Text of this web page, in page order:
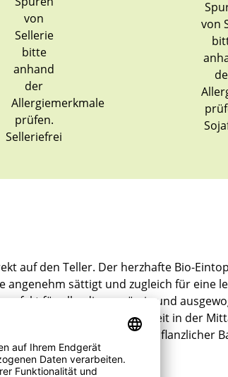
Selleriefrei
auf den Teller. Der herzhafte Bio-
sättigt und zugleich für eine
für alle, die es würzig und
Ob als schnelle Mahlzeit in der
vollmundigen Genuss auf pflanzlicher